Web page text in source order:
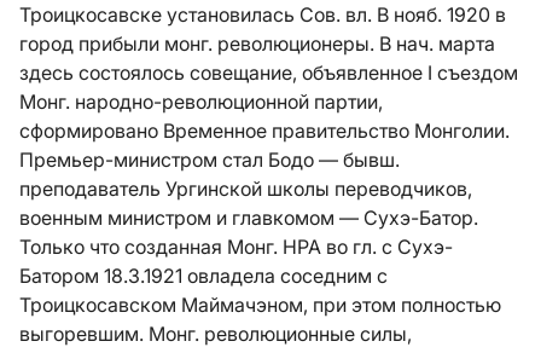
Троицкосавске установилась Сов. вл. В нояб. 1920 в
город прибыли монг. революционеры. В нач. марта
здесь состоялось совещание, объявленное I съездом
Монг. народно-революционной партии,
сформировано Временное правительство Монголии.
Премьер-министром стал Бодо — бывш.
преподаватель Ургинской школы переводчиков,
военным министром и главкомом — Сухэ-Батор.
Только что созданная Монг. НРА во гл. с Сухэ-
Батором 18.3.1921 овладела соседним с
Троицкосавском Маймачэном, при этом полностью
выгоревшим. Монг. революционные силы,